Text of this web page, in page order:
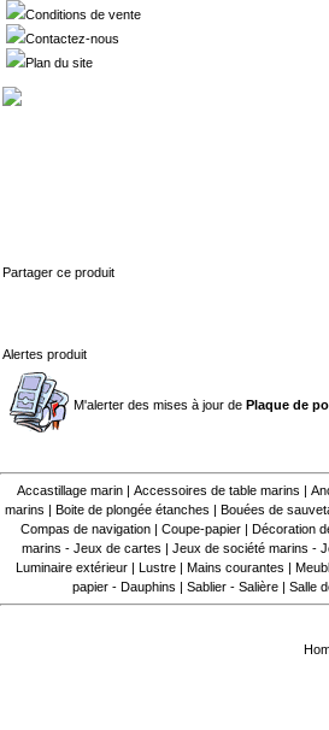
Conditions de vente
Contactez-nous
Plan du site
Partager ce produit
Alertes produit
M'alerter des mises à jour de Plaque de
Accastillage marin Accessoires de table marins
marins
Boite de plongée étanches Bouées de
Compas de navigation| Coupe-papier| Décoration
marins - Jeux de cartes
Jeux de société marins -
Luminaire extérieur| Lustre| Mains courantes
papier - Dauphins
Sablier - Salière| Salle